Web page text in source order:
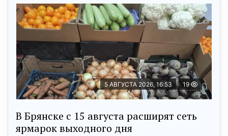
5 АВГУСТА 2026, 16:53 19
В Брянске с 15 августа расширят сеть
ярмарок выходного дня